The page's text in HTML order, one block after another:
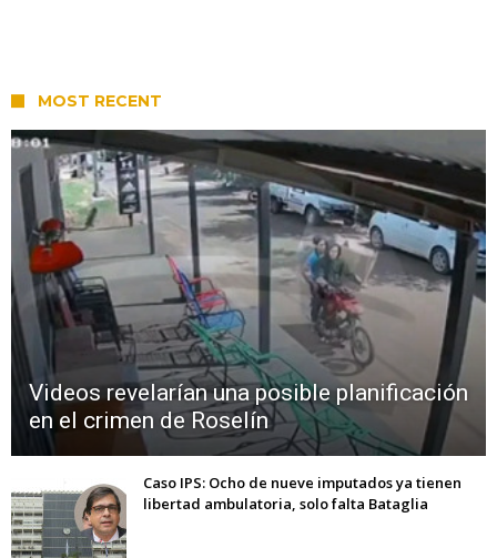
MOST RECENT
Videos revelarían una posible planificación
en el crimen de Roselín
Caso IPS: Ocho de nueve imputados ya tienen
libertad ambulatoria, solo falta Bataglia